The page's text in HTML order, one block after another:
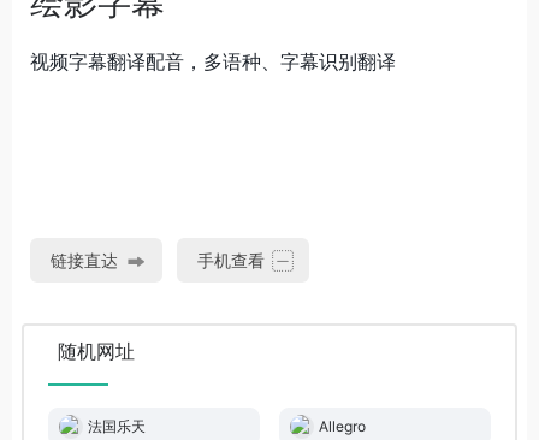
视频字幕翻译配音，多语种、字幕识别翻译
链接直达 手机查看
随机网址
法国乐天 Allegro